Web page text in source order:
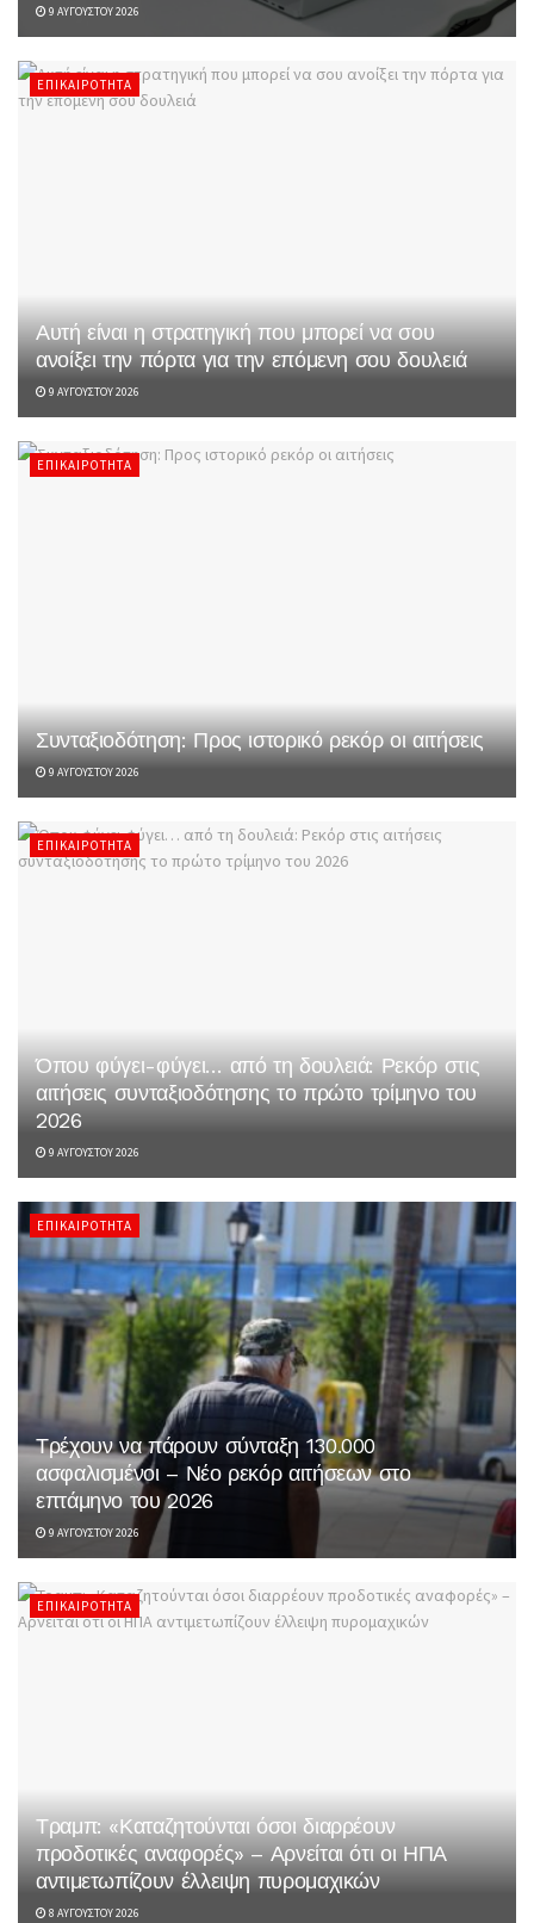
9 ΑΥΓΟΎΣΤΟΥ 2026
ΕΠΙΚΑΙΡΌΤΗΤΑ
Αυτή είναι η στρατηγική που μπορεί να σου
ανοίξει την πόρτα για την επόμενη σου δουλειά
9 ΑΥΓΟΎΣΤΟΥ 2026
ΕΠΙΚΑΙΡΌΤΗΤΑ
Συνταξιοδότηση: Προς ιστορικό ρεκόρ οι αιτήσεις
9 ΑΥΓΟΎΣΤΟΥ 2026
ΕΠΙΚΑΙΡΌΤΗΤΑ
Όπου φύγει-φύγει… από τη δουλειά: Ρεκόρ στις
αιτήσεις συνταξιοδότησης το πρώτο τρίμηνο του
2026
9 ΑΥΓΟΎΣΤΟΥ 2026
ΕΠΙΚΑΙΡΌΤΗΤΑ
Τρέχουν να πάρουν σύνταξη 130.000
ασφαλισμένοι – Νέο ρεκόρ αιτήσεων στο
επτάμηνο του 2026
9 ΑΥΓΟΎΣΤΟΥ 2026
ΕΠΙΚΑΙΡΌΤΗΤΑ
Τραμπ: «Καταζητούνται όσοι διαρρέουν
προδοτικές αναφορές» – Αρνείται ότι οι ΗΠΑ
αντιμετωπίζουν έλλειψη πυρομαχικών
8 ΑΥΓΟΎΣΤΟΥ 2026